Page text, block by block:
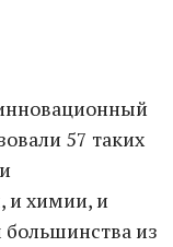
57 таких
и химии, и
большинства из